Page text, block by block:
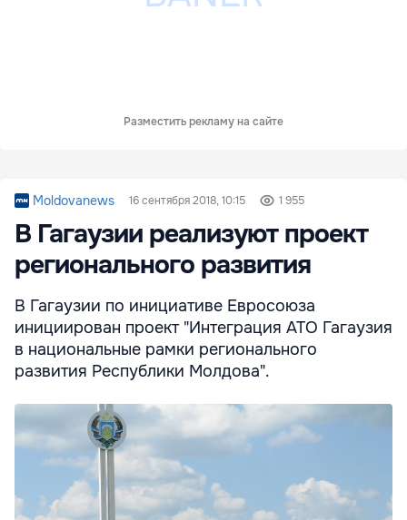
Разместить рекламу на сайте
Moldovanews 16 сентября 2018, 10:15 1 955
В Гагаузии реализуют проект
регионального развития
В Гагаузии по инициативе Евросоюза
инициирован проект "Интеграция АТО Гагаузия
в национальные рамки регионального
развития Республики Молдова".